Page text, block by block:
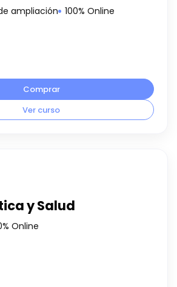
ampliación 100% Online
Comprar
Ver curso
y Salud
Online